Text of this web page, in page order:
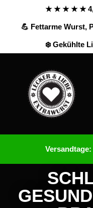
★ ★ ★ ★ ★
💪 Fettarme Wurst,
❄️ Gekühlte